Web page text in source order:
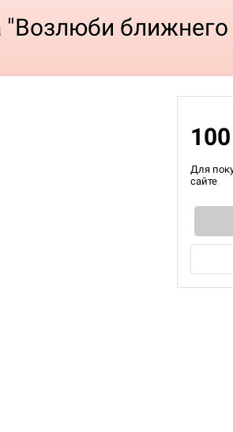
ближнего
Для
сайте